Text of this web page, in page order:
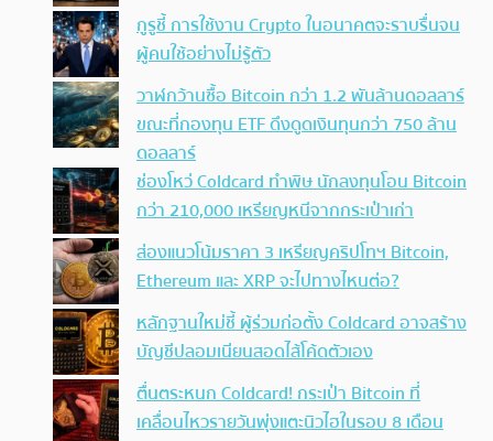
กูรูชี้ การใช้งาน Crypto ในอนาคตจะราบรื่นจน
ผู้คนใช้อย่างไม่รู้ตัว
วาฬกว้านซื้อ Bitcoin กว่า 1.2 พันล้านดอลลาร์
ขณะที่กองทุน ETF ดึงดูดเงินทุนกว่า 750 ล้าน
ดอลลาร์
ช่องโหว่ Coldcard ทำพิษ นักลงทุนโอน Bitcoin
กว่า 210,000 เหรียญหนีจากกระเป๋าเก่า
ส่องแนวโน้มราคา 3 เหรียญคริปโทฯ Bitcoin,
Ethereum และ XRP จะไปทางไหนต่อ?
หลักฐานใหม่ชี้ ผู้ร่วมก่อตั้ง Coldcard อาจสร้าง
บัญชีปลอมเนียนสอดไส้โค้ดตัวเอง
ตื่นตระหนก Coldcard! กระเป๋า Bitcoin ที่
เคลื่อนไหวรายวันพุ่งแตะนิวไฮในรอบ 8 เดือน